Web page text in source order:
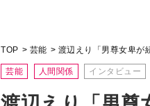
渡辺えり「男尊
で、〈女々しき
たい」